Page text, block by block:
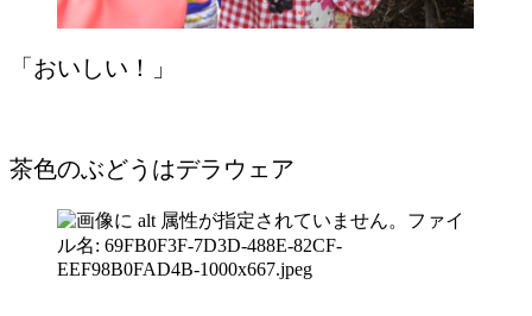
「おいしい！」
茶色のぶどうはデラウェア